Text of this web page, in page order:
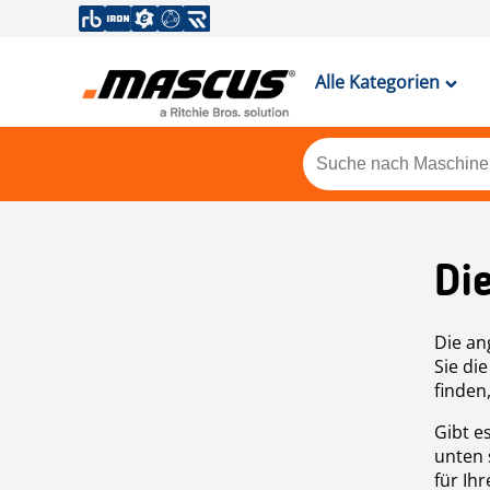
Alle Kategorien
Die
Sie
Gibt
unten
für